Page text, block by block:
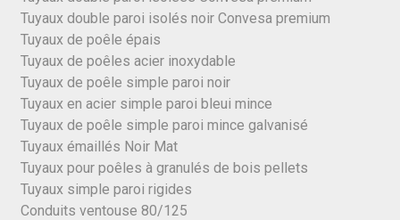
Tuyaux double paroi isolés noir Convesa premium
Tuyaux de poêle épais
Tuyaux de poêles acier inoxydable
Tuyaux de poêle simple paroi noir
Tuyaux en acier simple paroi bleui mince
Tuyaux de poêle simple paroi mince galvanisé
Tuyaux émaillés Noir Mat
Tuyaux pour poêles à granulés de bois pellets
Tuyaux simple paroi rigides
Conduits ventouse 80/125